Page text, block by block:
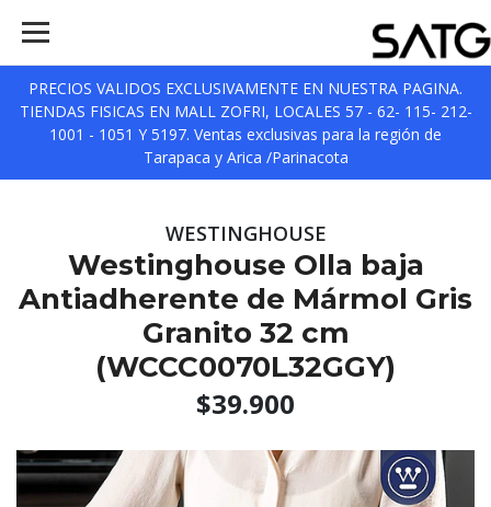
PRECIOS VALIDOS EXCLUSIVAMENTE EN NUESTRA PAGINA.
TIENDAS FISICAS EN MALL ZOFRI, LOCALES 57 - 62- 115- 212-
1001 - 1051 Y 5197. Ventas exclusivas para la región de
Tarapaca y Arica /Parinacota
WESTINGHOUSE
Westinghouse Olla baja
Antiadherente de Mármol Gris
Granito 32 cm
(WCCC0070L32GGY)
$39.900